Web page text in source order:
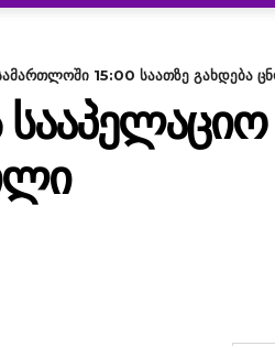
15:00 საათზე გახდება